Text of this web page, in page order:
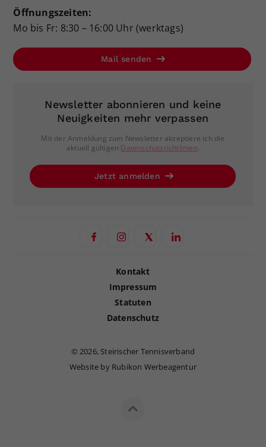
Öffnungszeiten:
Mo bis Fr: 8:30 – 16:00 Uhr (werktags)
Mail senden
Newsletter abonnieren und keine
Neuigkeiten mehr verpassen
Mit der Anmeldung zum Newsletter akzeptiere ich die
aktuell gültigen Datenschutzrichtlinien.
Jetzt anmelden
Kontakt
Impressum
Statuten
Datenschutz
©2026, Steirischer Tennisverband
Website by Rubikon Werbeagentur